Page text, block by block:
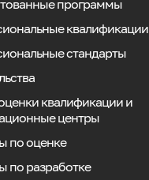
программы
квалификации
стандарты
квалификации и
центры
по оценке
по разработке